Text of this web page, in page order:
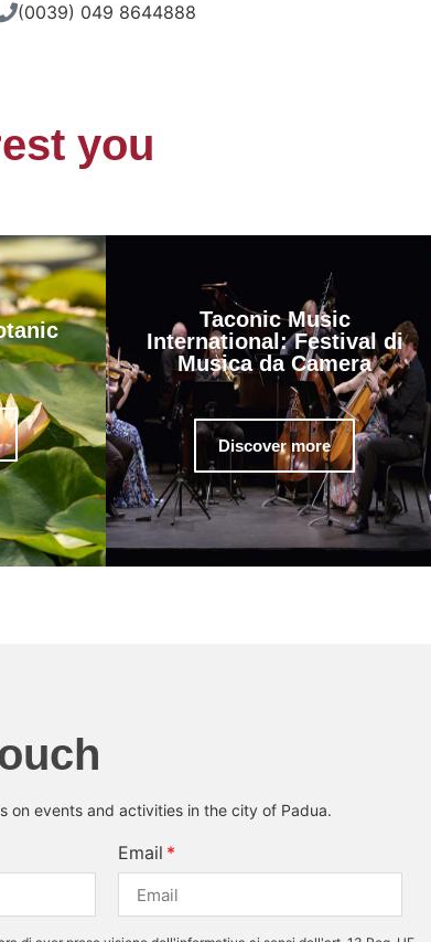
(0039) 049 8644888
you
Taconic Music
International: Festival di
Musica da Camera
Discover more
on events and activities in the city of Padua.
Email